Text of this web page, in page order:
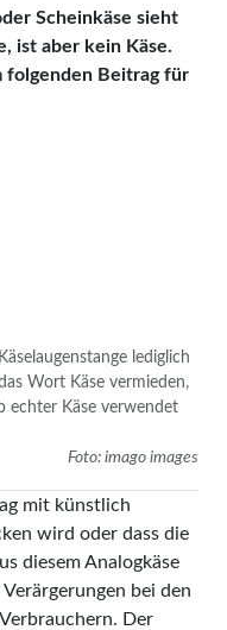
Scheinkäse sieht
ist aber kein Käse.
folgenden Beitrag für
lediglich
Wort Käse vermieden,
echter Käse verwendet
Foto: imago images
mit künstlich
wird oder dass die
diesem Analogkäse
bei den
Der